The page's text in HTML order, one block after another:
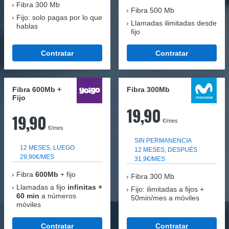
Fibra 300 Mb
Fijo: solo pagas por lo que
hablas
Contratar
Fibra 500 Mb
Llamadas ilimitadas desde
fijo
Contratar
Fibra 600Mb +
Fijo
19,90 €/mes
12 MESES, LUEGO
29,90€/MES
Fibra 600Mb + fijo
Llamadas a fijo infinitas +
60 min a números
móviles
Contratar
Fibra 300Mb
19,90 €/mes
SIN PERMANENCIA
12 MESES, DESPUÉS
31,9€/MES
Fibra 300 Mb
Fijo: ilimitadas a fijos +
50min/mes a móviles
Contratar